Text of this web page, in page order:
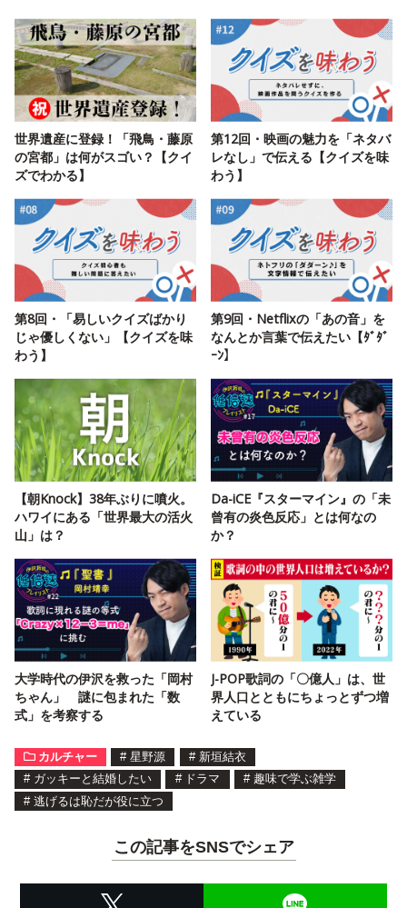
世界遺産に登録！「飛鳥・藤原
の宮都」は何がスゴい？【クイ
ズでわかる】
第12回・映画の魅力を「ネタバ
レなし」で伝える【クイズを味
わう】
第8回・「易しいクイズばかり
じゃ優しくない」【クイズを味
わう】
第9回・Netflixの「あの音」を
なんとか言葉で伝えたい【ﾀﾞﾀﾞ
ｰﾝ】
【朝Knock】38年ぶりに噴火。
ハワイにある「世界最大の活火
山」は？
Da-iCE『スターマイン』の「未
曾有の炎色反応」とは何なの
か？
大学時代の伊沢を救った「岡村
ちゃん」 謎に包まれた「数
式」を考察する
J-POP歌詞の「〇億人」は、世
界人口とともにちょっとずつ増
えている
カルチャー # 星野源 # 新垣結衣
# ガッキーと結婚したい # ドラマ # 趣味で学ぶ雑学
# 逃げるは恥だが役に立つ
この記事をSNSでシェア